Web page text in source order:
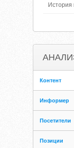
История
Контент
Информер
Посетители
Позиции